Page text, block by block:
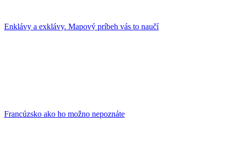
Enklávy a exklávy. Mapový príbeh vás to naučí
Francúzsko ako ho možno nepoznáte